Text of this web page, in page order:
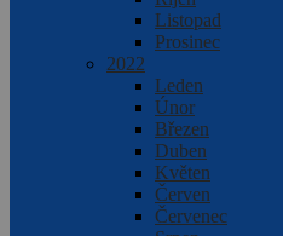
Listopad
Prosinec
2022
Leden
Únor
Březen
Duben
Květen
Červen
Červenec